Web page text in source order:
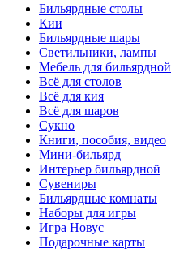
Бильярдные столы
Кии
Бильярдные шары
Светильники, лампы
Мебель для бильярдной
Всё для столов
Всё для кия
Всё для шаров
Сукно
Книги, пособия, видео
Мини-бильярд
Интерьер бильярдной
Сувениры
Бильярдные комнаты
Наборы для игры
Игра Новус
Подарочные карты